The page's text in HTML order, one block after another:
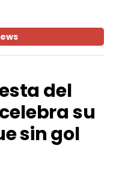
del
su
sin gol